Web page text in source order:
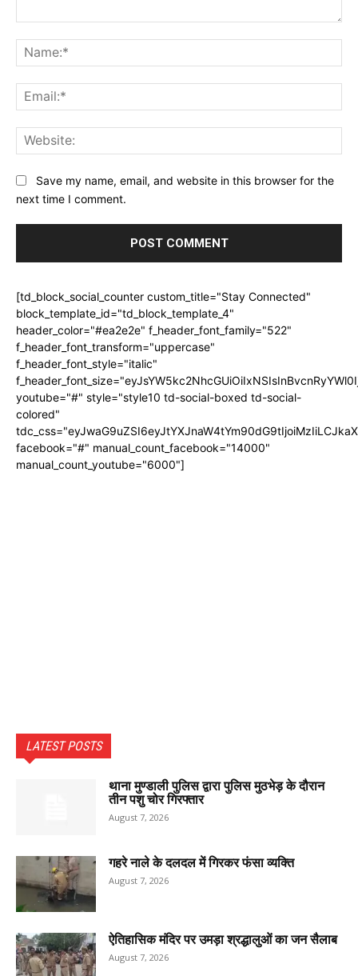
Save my name, email, and website in this browser for the
next time I comment.
[td_block_social_counter custom_title="Stay Connected"
block_template_id="td_block_template_4"
header_color="#ea2e2e" f_header_font_family="522"
f_header_font_transform="uppercase"
f_header_font_style="italic"
youtube="#" style="style10 td-social-boxed td-social-
colored"
facebook="#" manual_count_facebook="14000"
manual_count_youtube="6000"]
LATEST POSTS
थाना मुण्डाली पुलिस द्वारा पुलिस मुठभेड़ के दौरान
तीन पशु चोर गिरफ्तार
August 7, 2026
गहरे नाले के दलदल में गिरकर फंसा व्यक्ति
August 7, 2026
ऐतिहासिक मंदिर पर उमड़ा श्रद्धालुओं का जन सैलाब
August 7, 2026